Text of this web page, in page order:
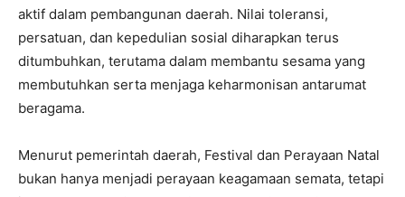
aktif dalam pembangunan daerah. Nilai toleransi,
persatuan, dan kepedulian sosial diharapkan terus
ditumbuhkan, terutama dalam membantu sesama yang
membutuhkan serta menjaga keharmonisan antarumat
beragama.
Menurut pemerintah daerah, Festival dan Perayaan Natal
bukan hanya menjadi perayaan keagamaan semata, tetapi